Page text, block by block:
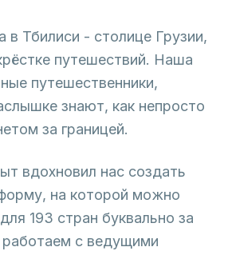
в Тбилиси - столице Грузии,
путешествий. Наша
путешественники,
знают, как непросто
за границей.
вдохновил нас создать
на которой можно
193 стран буквально за
с ведущими